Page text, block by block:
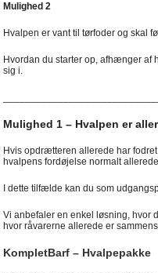
Mulighed 2
Hvalpen er vant til tørfoder og skal
Hvordan du starter op, afhænger af
sig i.
Mulighed 1 – Hvalpen er
Hvis opdrætteren allerede har
hvalpens fordøjelse normalt
I dette tilfælde kan du som
Vi anbefaler en enkel løsning, hvor
hvor råvarerne allerede er
KompletBarf – Hvalpepakke